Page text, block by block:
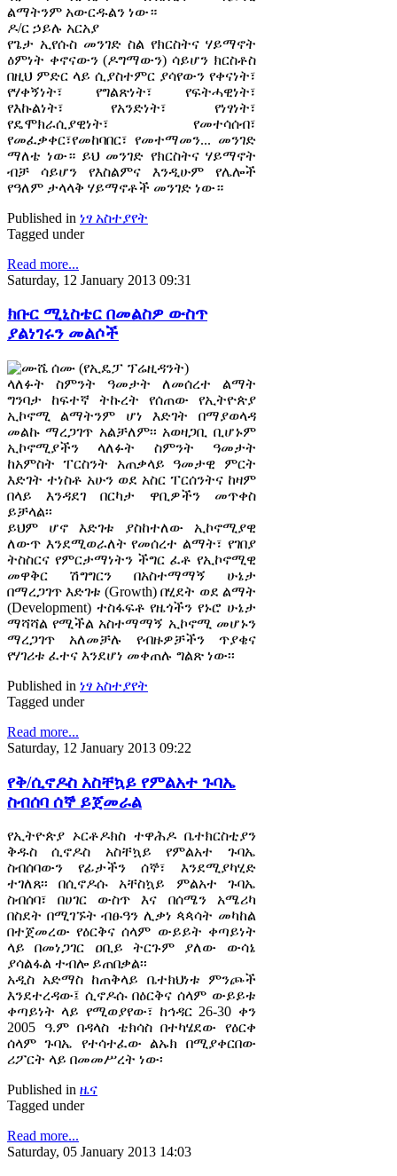
ልማትንም አውርዱልን ነው።
ዶ/ር ኃይሉ አርአያ
የጌታ ኢየሱስ መንገድ ስል የክርስትና ሃይማኖት
ዕምነት ቀኖናውን (ዶግማውን) ሳይሆን ክርስቶስ
በዚህ ምድር ላይ ሲያስተምር ያሳየውን የቀናነት፣
የሃቀኝነት፣ የግልጽነት፣ የፍትሓዊነት፣
የእኩልነት፣ የአንድነት፣ የነፃነት፣
የዴሞክራሲያዊነት፣ የመተሳሰብ፣
የመፈቃቀር፣የመከባበር፣ የመተማመን... መንገድ
ማለቴ ነው። ይህ መንገድ የክርስትና ሃይማኖት
ብቻ ሳይሆን የእስልምና እንዲሁም የሌሎች
የዓለም ታላላቅ ሃይማኖቶች መንገድ ነው።
Published in ነፃ አስተያየት
Tagged under
Read more...
Saturday, 12 January 2013 09:31
ክቡር ሚኒስቴር በመልስዎ ውስጥ
ያልነገሩን መልሶች
ሙሼ ሰሙ (የኢዴፓ ፕሬዚዳንት)
ላለፉት ስምንት ዓመታት ለመሰረተ ልማት
ግንባታ ከፍተኛ ትኩረት የሰጠው የኢትዮጵያ
ኢኮኖሚ ልማትንም ሆነ እድገት በማያወላዳ
መልኩ ማረጋገጥ አልቻለም፡፡ አወዛጋቢ ቢሆኑም
ኢኮኖሚያችን ላለፉት ስምንት ዓመታት
ከአምስት ፐርስንት አጠቃላይ ዓመታዊ ምርት
እድገት ተነስቶ አሁን ወደ አስር ፐርሰንትና ከዛም
በላይ እንዳደገ በርካታ ዋቢዎችን መጥቀስ
ይቻላል፡፡
ይህም ሆኖ እድገቱ ያስከተለው ኢኮኖሚያዊ
ለውጥ እንደሚወራለት የመሰረተ ልማት፣ የገበያ
ትስስርና የምርታማነትን ችግር ፈቶ የኢኮኖሚዊ
መዋቅር ሽግግርን በአስተማማኝ ሁኔታ
በማረጋገጥ እድገቱ (Growth) በሂደት ወደ ልማት
(Development) ተስፋፍቶ የዜጎችን የኑሮ ሁኔታ
ማሻሻል የሚችል አስተማማኝ ኢኮኖሚ መሆኑን
ማረጋገጥ አለመቻሉ የብዙዎቻችን ጥያቄና
የሃገሪቱ ፈተና እንደሆነ መቀጠሉ ግልጽ ነው፡፡
Published in ነፃ አስተያየት
Tagged under
Read more...
Saturday, 12 January 2013 09:22
የቅ/ሲኖዶስ አስቸኳይ የምልአተ ጉባኤ
ስብሰባ ሰኞ ይጀመራል
የኢትዮጵያ ኦርቶዶክስ ተዋሕዶ ቤተክርስቲያን
ቅዱስ ሲኖዶስ አስቸኳይ የምልአተ ጉባኤ
ስብሰባውን የፊታችን ሰኞ፣ እንደሚያካሂድ
ተገለጸ፡፡ በሲኖዶሱ አቸስኳይ ምልአተ ጉባኤ
ስብሰባ፣ በሀገር ውስጥ እና በሰሜን አሜሪካ
በስደት በሚገኙት ብፁዓን ሊቃነ ጳጳሳት መካከል
በተጀመረው የዕርቅና ሰላም ውይይት ቀጣይነት
ላይ በመነጋገር ዐቢይ ትርጉም ያለው ውሳኔ
ያሳልፋል ተብሎ ይጠበቃል፡፡
አዲስ አድማስ ከጠቅላይ ቤተክህነቱ ምንጮች
እንደተረዳው፤ ሲኖዶሱ በዕርቅና ሰላም ውይይቱ
ቀጣይነት ላይ የሚወያየው፣ ከኅዳር 26-30 ቀን
2005 ዓ.ም በዳላስ ቴክሳስ በተካሄደው የዕርቀ
ሰላም ጉባኤ የተሳተፈው ልኡክ በሚያቀርበው
ሪፖርት ላይ በመመሥረት ነው፡
Published in ዜና
Tagged under
Read more...
Saturday, 05 January 2013 14:03